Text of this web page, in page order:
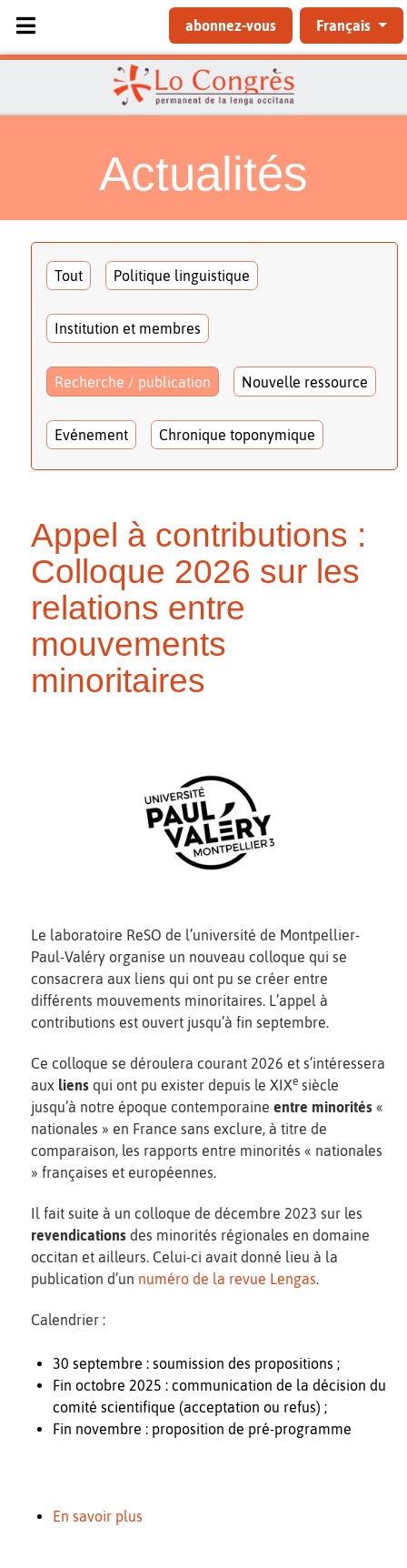
Sélectionnez votre langue
abonnez-vous Français
Actualités
Tout Politique linguistique
Institution et membres
Recherche / publication Nouvelle ressource
Evénement Chronique toponymique
Appel à contributions :
Colloque 2026 sur les
relations entre
mouvements
minoritaires
Le laboratoire ReSO de l’université de Montpellier-
Paul-Valéry organise un nouveau colloque qui se
consacrera aux liens qui ont pu se créer entre
différents mouvements minoritaires. L’appel à
contributions est ouvert jusqu’à fin septembre.
Ce colloque se déroulera courant 2026 et s’intéressera
aux liens qui ont pu exister depuis le XIXe siècle
jusqu’à notre époque contemporaine entre minorités «
nationales » en France sans exclure, à titre de
comparaison, les rapports entre minorités « nationales
» françaises et européennes.
Il fait suite à un colloque de décembre 2023 sur les
revendications des minorités régionales en domaine
occitan et ailleurs. Celui-ci avait donné lieu à la
publication d’un numéro de la revue Lengas.
Calendrier :
30 septembre : soumission des propositions ;
Fin octobre 2025 : communication de la décision du
comité scientifique (acceptation ou refus) ;
Fin novembre : proposition de pré-programme
En savoir plus